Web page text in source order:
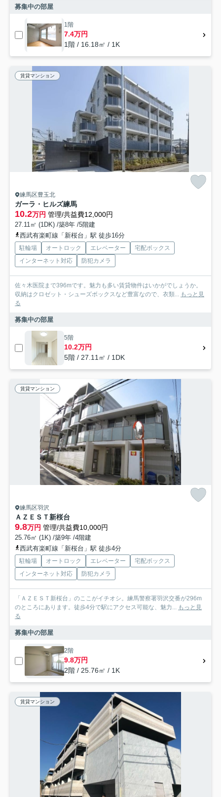
募集中の部屋
1階
7.4万円
1階 / 16.18㎡ / 1K
賃貸マンション
練馬区豊玉北
ガーラ・ヒルズ練馬
10.2万円 管理/共益費12,000円
27.11㎡ (1DK) /築8年 /5階建
西武有楽町線「新桜台」駅 徒歩16分
駐輪場 オートロック エレベーター
宅配ボックス
インターネット対応
防犯カメラ
佐々木医院まで396mです。魅力も多い賃貸物件はいかがでしょうか。
収納はクロゼット・シューズボックスなど豊富なので、衣類... もっと見
る
募集中の部屋
5階
10.2万円
5階 / 27.11㎡ / 1DK
賃貸マンション
練馬区羽沢
ＡＺＥＳＴ新桜台
9.8万円 管理/共益費10,000円
25.76㎡ (1K) /築9年 /4階建
西武有楽町線「新桜台」駅 徒歩4分
駐輪場 オートロック エレベーター
宅配ボックス
インターネット対応
防犯カメラ
「ＡＺＥＳＴ新桜台」のここがイチオシ。練馬警察署羽沢交番が296m
のところにあります。徒歩4分で駅にアクセス可能な、魅力... もっと見
る
募集中の部屋
2階
9.8万円
2階 / 25.76㎡ / 1K
賃貸マンション